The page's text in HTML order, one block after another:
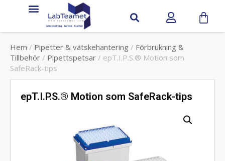
Hem / Pipetter & vätskehantering / Förbrukning &
Tillbehör / Pipettspetsar / epT.I.P.S.® Motion som
SafeRack-tips
epT.I.P.S.® Motion som SafeRack-tips